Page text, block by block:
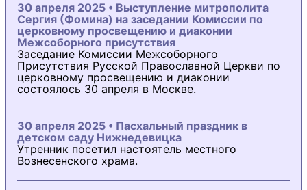
30 апреля 2025 • Выступление митрополита
Сергия (Фомина) на заседании Комиссии по
церковному просвещению и диаконии
Межсоборного присутствия
Заседание Комиссии Межсоборного
Присутствия Русской Православной Церкви по
церковному просвещению и диаконии
состоялось 30 апреля в Москве.
30 апреля 2025 • Пасхальный праздник в
детском саду Нижнедевицка
Утренник посетил настоятель местного
Вознесенского храма.